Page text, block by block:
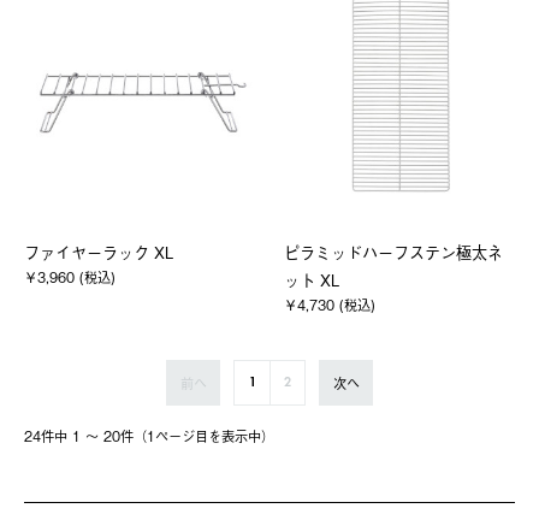
ファイヤーラック XL
￥3,960 (税込)
ピラミッドハーフステン極太ネ
ット XL
￥4,730 (税込)
24件中 1 〜 20件（1ページ⽬を表⽰中）
前へ 1 2 次へ